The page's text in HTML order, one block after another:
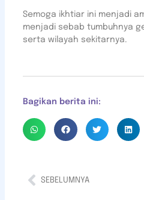
Semoga ikhtiar ini menjadi
menjadi sebab tumbuhnya
serta wilayah sekitarnya.
Bagikan berita ini:
SEBELUMNYA